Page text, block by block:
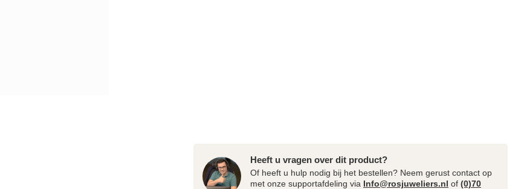
Heeft u vragen over dit product?
Of heeft u hulp nodig bij het bestellen? Neem gerust contact op
met onze supportafdeling via Info@rosjuweliers.nl of (0)70